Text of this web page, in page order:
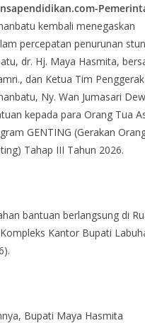
kembali menegaskan
percepatan penurunan
dr. Hj. Maya Hasmita,
dan Ketua Tim
Ny. Wan Jumasari
kepada para Orang Tua
GENTING (Gerakan
Tahap III Tahun 2026.
bantuan berlangsung di
Kantor Bupati
Bupati Maya Hasmita